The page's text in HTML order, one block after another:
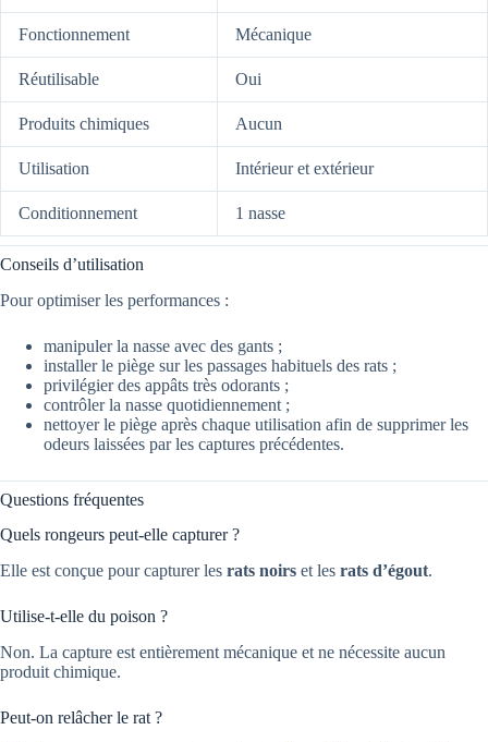
Fonctionnement Mécanique
Réutilisable Oui
Produits chimiques Aucun
Utilisation Intérieur et extérieur
Conditionnement 1 nasse
Conseils d’utilisation
Pour optimiser les performances :
manipuler la nasse avec des gants ;
installer le piège sur les passages habituels des rats ;
privilégier des appâts très odorants ;
contrôler la nasse quotidiennement ;
nettoyer le piège après chaque utilisation afin de supprimer les
odeurs laissées par les captures précédentes.
Questions fréquentes
Quels rongeurs peut-elle capturer ?
Elle est conçue pour capturer les rats noirs et les rats d’égout.
Utilise-t-elle du poison ?
Non. La capture est entièrement mécanique et ne nécessite aucun
produit chimique.
Peut-on relâcher le rat ?